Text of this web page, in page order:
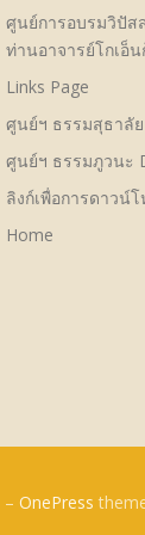
ศูนย์การอบรมวิปัส
ท่านอาจารย์โกเอ็น
Links Page
ศูนย์ฯ ธรรมสุธาลัย
ศูนย์ฯ ธรรมภูวนะ
ลิงก์เพื่อการดาวน์
Home
– OnePress